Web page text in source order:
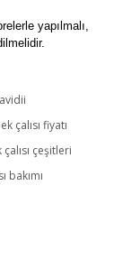
yapılmalı,
çalısı fiyatı
çeşitleri
bakımı